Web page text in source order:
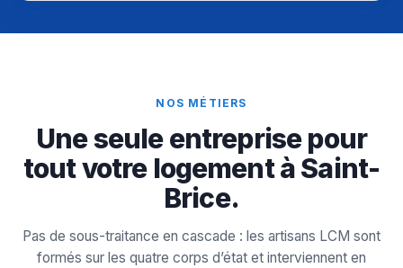
NOS MÉTIERS
Une seule entreprise pour
tout votre logement à Saint-
Brice.
Pas de sous-traitance en cascade : les artisans LCM sont
formés sur les quatre corps d’état et interviennent en